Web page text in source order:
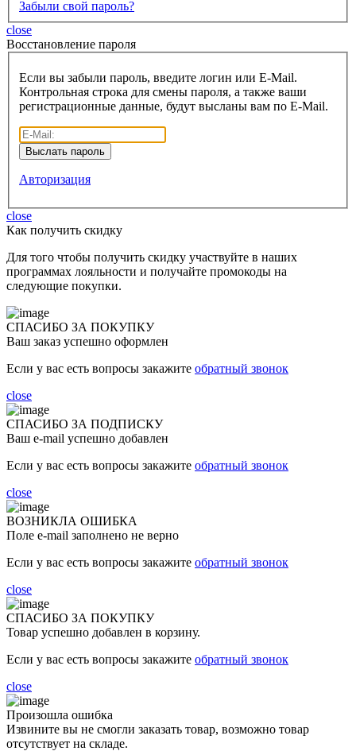
Забыли свой пароль?
close
Восcтановление пароля
Если вы забыли пароль, введите логин или E-Mail.
Контрольная строка для смены пароля, а также ваши
регистрационные данные, будут высланы вам по E-Mail.
Авторизация
close
Как получить скидку
Для того чтобы получить скидку участвуйте в наших
программах лояльности и получайте промокоды на
следующие покупки.
СПАСИБО ЗА ПОКУПКУ
Ваш заказ успешно оформлен
Если у вас есть вопросы закажите обратный звонок
close
СПАСИБО ЗА ПОДПИСКУ
Ваш e-mail успешно добавлен
Если у вас есть вопросы закажите обратный звонок
close
ВОЗНИКЛА ОШИБКА
Поле e-mail заполнено не верно
Если у вас есть вопросы закажите обратный звонок
close
СПАСИБО ЗА ПОКУПКУ
Товар успешно добавлен в корзину.
Если у вас есть вопросы закажите обратный звонок
close
Произошла ошибка
Извините вы не смогли заказать товар, возможно товар
отсутствует на складе.